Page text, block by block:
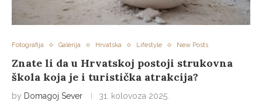
Fotografija Galerija Hrvatska Lifestyle New Posts
Znate li da u Hrvatskoj postoji strukovna
škola koja je i turistička atrakcija?
by Domagoj Sever 31. kolovoza 2025.